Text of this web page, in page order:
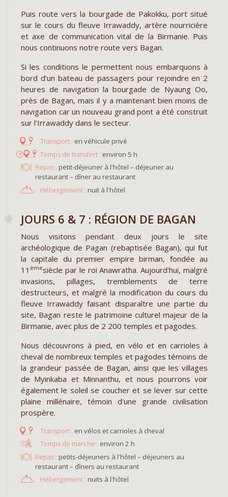
Puis route vers la bourgade de Pakokku, port situé
sur le cours du fleuve Irrawaddy, artère nourricière
et axe de communication vital de la Birmanie. Puis
nous continuons notre route vers Bagan.
Si les conditions le permettent nous embarquons à
bord d’un bateau de passagers pour rejoindre en 2
heures de navigation la bourgade de Nyaung Oo,
près de Bagan, mais il y a maintenant bien moins de
navigation car un nouveau grand pont a été construit
sur l'Irrawaddy dans le secteur.
en véhicule privé
environ 5 h
Repas : petit-déjeuner à l'hôtel – déjeuner au
restaurant – dîner au restaurant
Hébergement : nuit à l'hôtel
JOURS 6 & 7 : RÉGION DE BAGAN
Nous visitons pendant deux jours le site
archéologique de Pagan (rebaptisée Bagan), qui fut
la capitale du premier empire birman, fondée au
11 èmesiècle par le roi Anawratha. Aujourd'hui, malgré
invasions, pillages, tremblements de terre
destructeurs, et malgré la modification du cours du
fleuve Irrawaddy faisant disparaître une partie du
site, Bagan reste le patrimoine culturel majeur de la
Birmanie, avec plus de 2 200 temples et pagodes.
Nous découvrons à pied, en vélo et en carrioles à
cheval de nombreux temples et pagodes témoins de
la grandeur passée de Bagan, ainsi que les villages
de Myinkaba et Minnanthu, et nous pourrons voir
également le soleil se coucher et se lever sur cette
plaine millénaire, témoin d'une grande civilisation
prospère.
en vélos et carrioles à cheval
environ 2 h
Repas : petits-déjeuners à l'hôtel – déjeuners au
restaurant – dîners au restaurant
Hébergement : nuits à l'hôtel